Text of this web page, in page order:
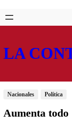
Saltar
al
Skip
to
LA
Nacionales Política
Aumenta todo